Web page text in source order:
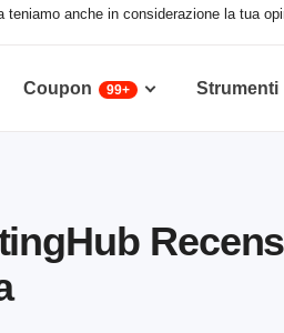
anche in considerazione la tua
Coupon 99+ Strumenti